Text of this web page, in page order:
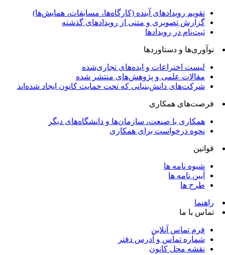
تقویم رویدادهای آینده (کارگاه‌ها، مسابقات، همایش‌ها)
گزارش تصویری و متنی از رویدادهای گذشته
ثبت‌نام در رویدادها
نوآوری‌ها و دستاوردها
لیست اختراعات و ایده‌های تجاری‌شده
مقالات علمی و پژوهش‌های منتشر شده
شرکت‌های دانش‌بنیانی که تحت حمایت کانون ایجاد شده‌اند
فرصت‌های همکاری
همکاری با صنعت، سازمان‌ها و دانشگاه‌های دیگر
نحوه درخواست برای همکاری
قوانین
شیوه نامه ها
آیین نامه ها
طرح ها
راهنما
تماس با ما
فرم تماس آنلاین
شماره تماس و آدرس دفتر
نقشه محل کانون